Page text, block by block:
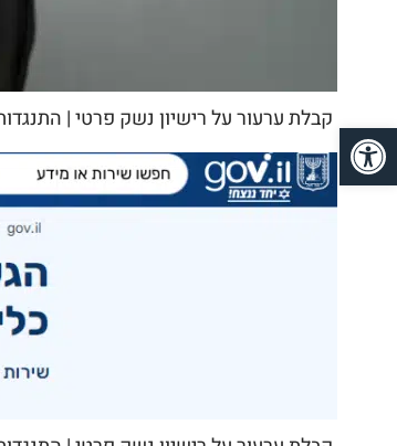
קבלת ערעור על רישיון נשק פרטי |
פתח סרגל נגישות